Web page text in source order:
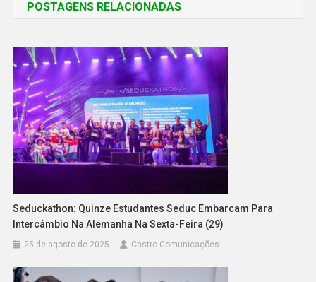
POSTAGENS RELACIONADAS
Seduckathon: Quinze Estudantes Seduc Embarcam Para
Intercâmbio Na Alemanha Na Sexta-Feira (29)
25 de agosto de 2025 Castro Comunicações